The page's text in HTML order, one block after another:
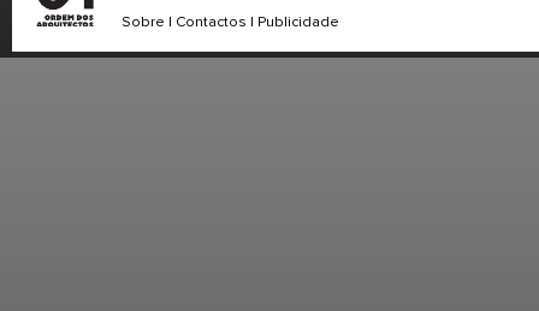
Sobre Contactos Publicidade